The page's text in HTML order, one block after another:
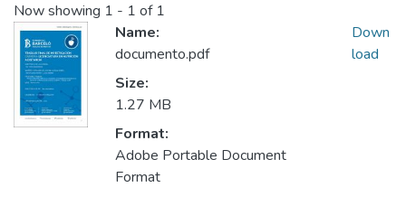
Now showing 1 - 1 of 1
Name:
documento.pdf
Size:
1.27 MB
Format:
Adobe Portable Document
Format
Down
load